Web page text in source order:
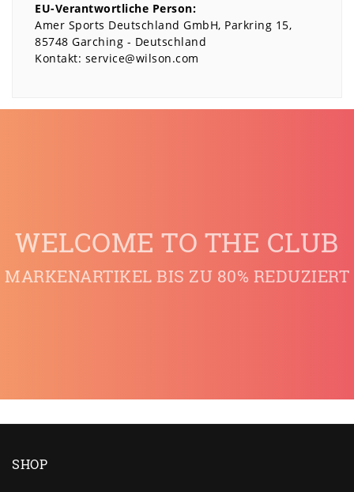
EU-Verantwortliche Person:
Amer Sports Deutschland GmbH Parkring 15
85748 Garching
Deutschland
Kontakt: service@wilson.com
WELCOME TO THE CLUB
MARKENARTIKEL BIS ZU 80% REDUZIERT
SHOP